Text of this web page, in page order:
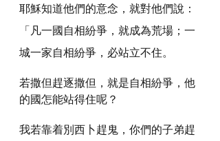
耶穌知道他們的意念，就對他們說：
「凡一國自相紛爭，就成為荒場；一
城一家自相紛爭，必站立不住。
若撒但趕逐撒但，就是自相紛爭，他
的國怎能站得住呢？
我若靠着別西卜趕鬼，你們的子弟趕